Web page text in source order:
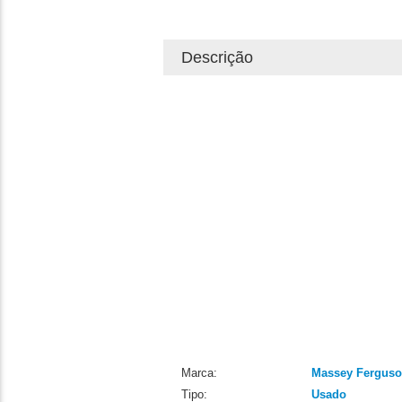
Descrição
Marca:
Massey
Tipo:
Usado